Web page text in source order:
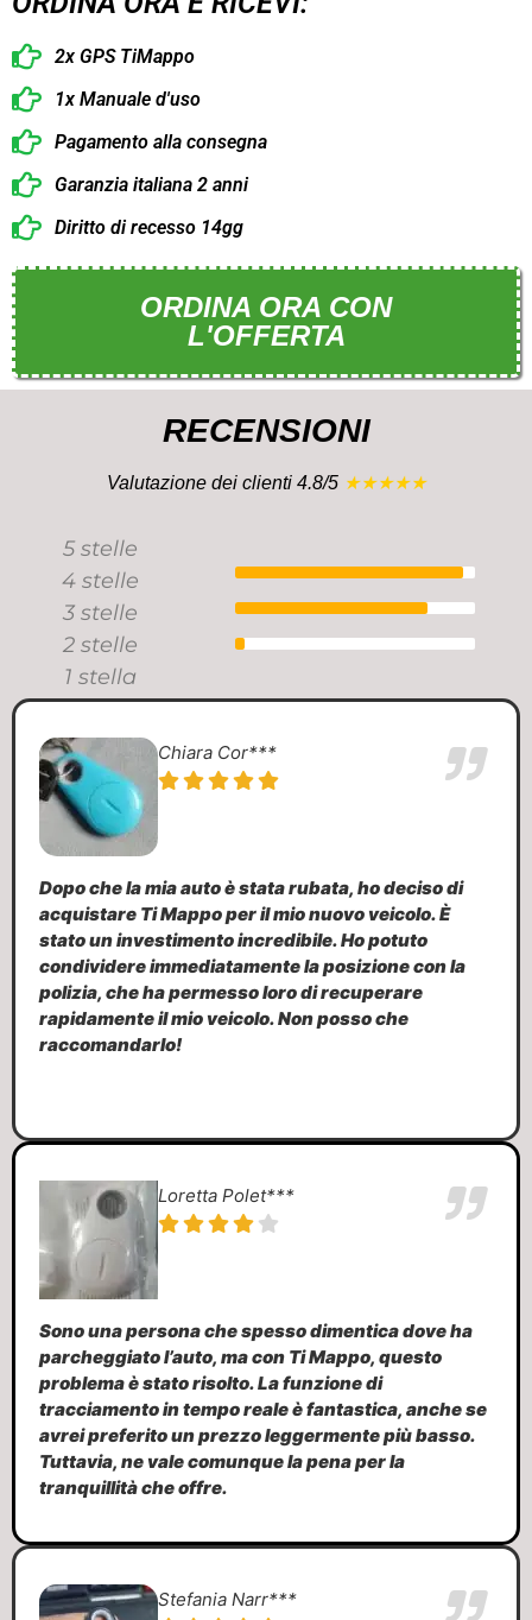
2x GPS TiMappo
1x Manuale d'uso
Pagamento alla consegna
Garanzia italiana 2 anni
Diritto di recesso 14gg
ORDINA ORA CON
L'OFFERTA
RECENSIONI
Valutazione dei clienti 4.8/5 ★★★★★
5 stelle
4 stelle
3 stelle
2 stelle
1 stella
Chiara Cor***
Dopo che la mia auto è stata rubata, ho deciso di
acquistare Ti Mappo per il mio nuovo veicolo. È
stato un investimento incredibile. Ho potuto
condividere immediatamente la posizione con la
polizia, che ha permesso loro di recuperare
rapidamente il mio veicolo. Non posso che
raccomandarlo!
Loretta Polet***
Sono una persona che spesso dimentica dove ha
parcheggiato l’auto, ma con Ti Mappo, questo
problema è stato risolto. La funzione di
tracciamento in tempo reale è fantastica, anche se
avrei preferito un prezzo leggermente più basso.
Tuttavia, ne vale comunque la pena per la
tranquillità che offre.
Stefania Narr***